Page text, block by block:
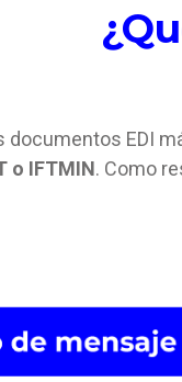
documentos EDI
o IFTMIN. Como